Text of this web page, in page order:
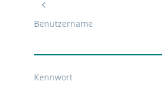
Benutzername
Kennwort